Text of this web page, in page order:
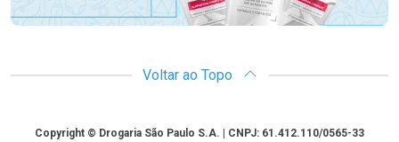
Voltar ao Topo
CopyrightCopyright © Drogaria São Paulo S.A. | CNPJ: 61.412.110/0565-33